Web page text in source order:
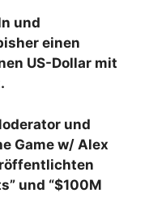
und
einen
US-Dollar mit
und
Game w/ Alex
und “$100M